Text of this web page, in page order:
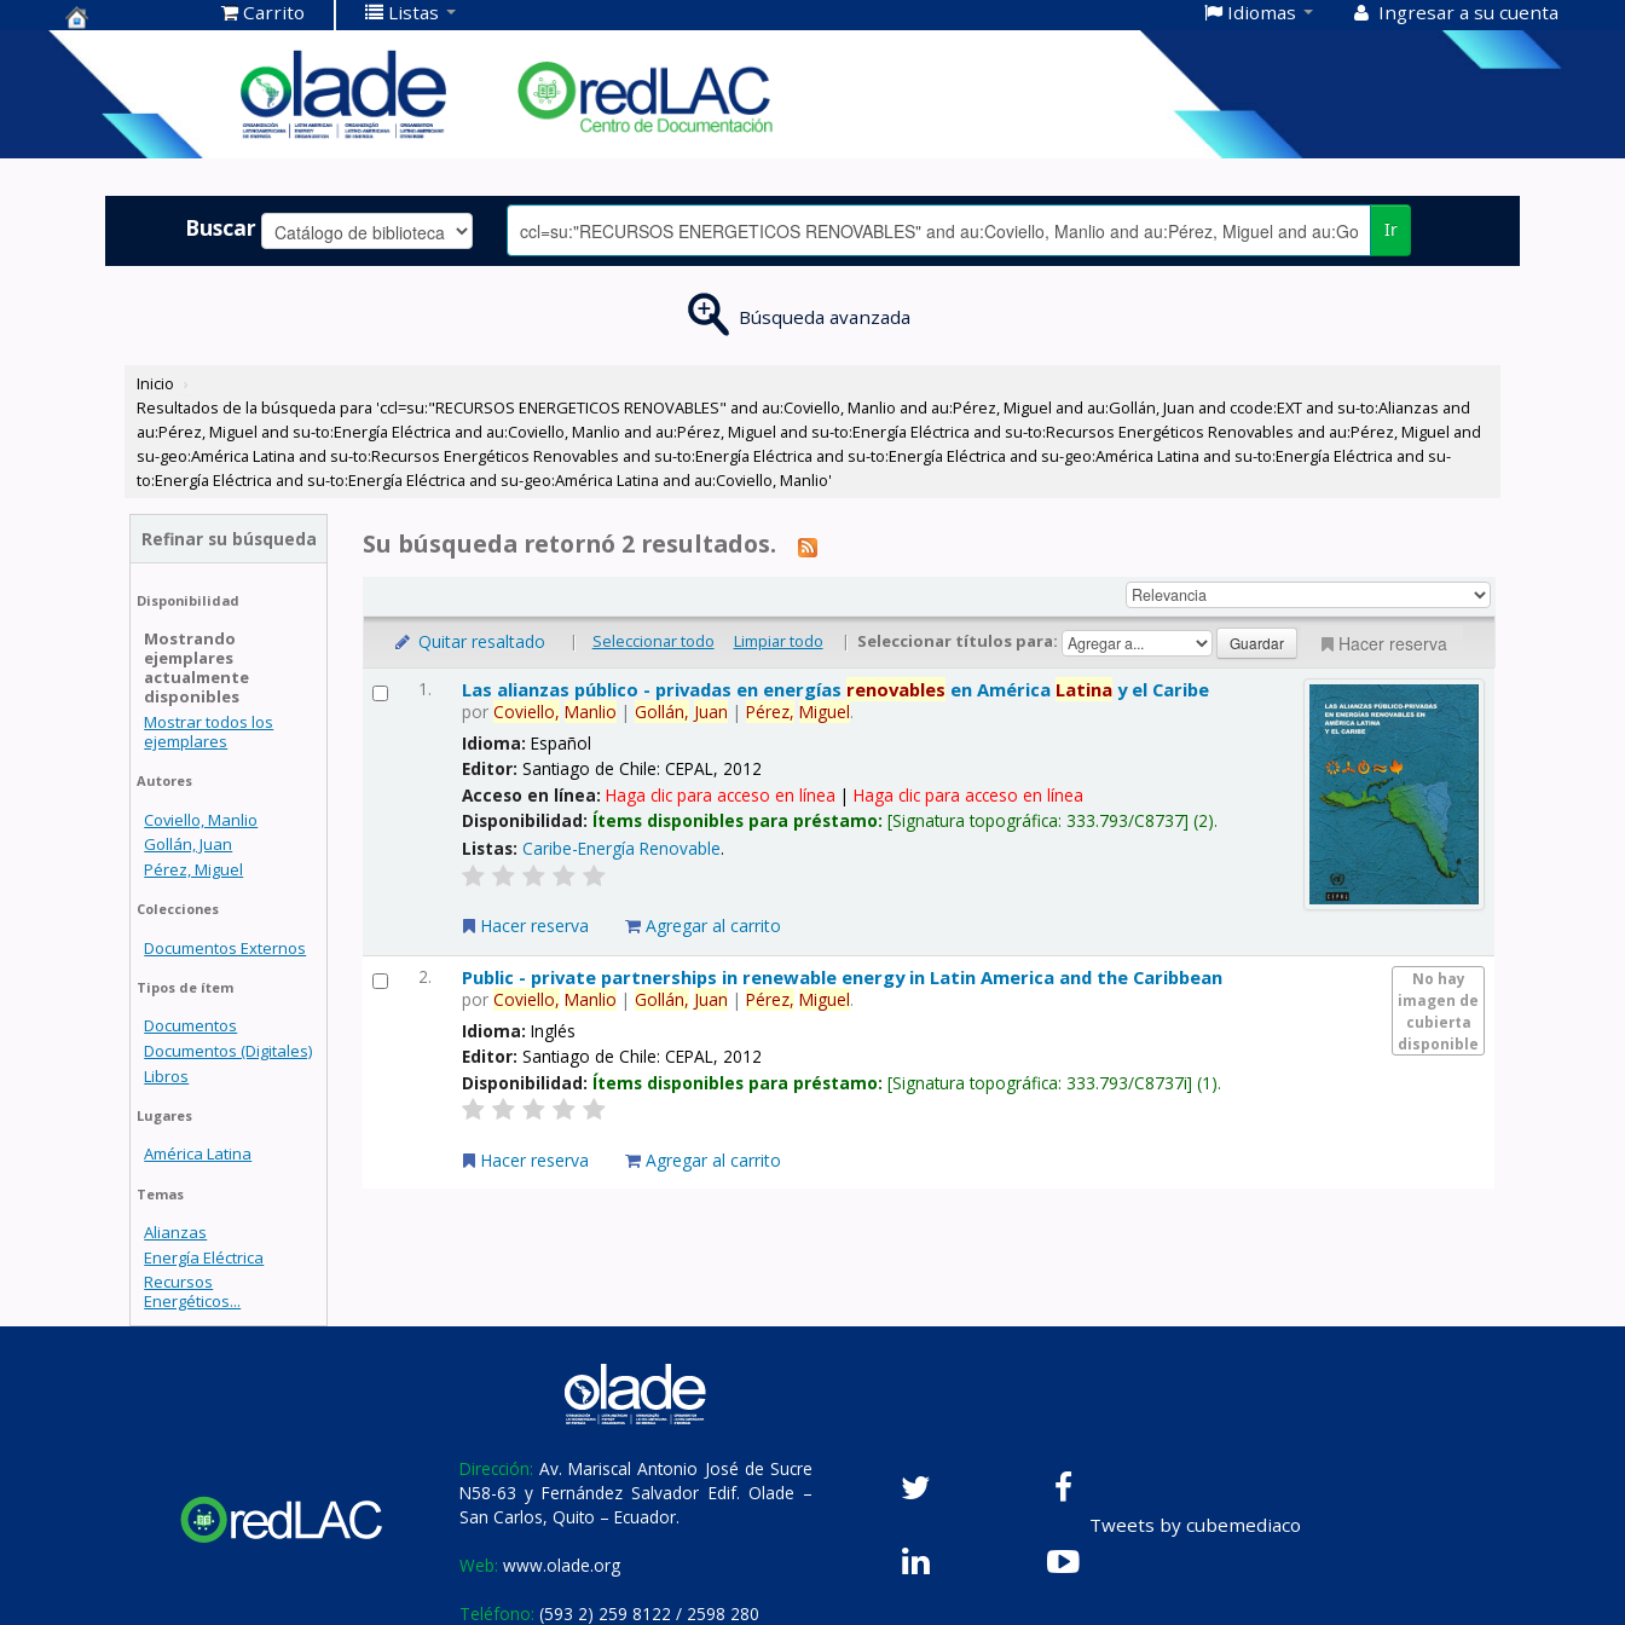
Centro de
Documentación
OLADE -
Carrito Listas Idiomas Ingresar a su cuenta
Buscar Ir
Búsqueda avanzada
Inicio ›
Resultados de la búsqueda para 'ccl=su:"RECURSOS ENERGETICOS RENOVABLES" and au:Coviello, Manlio and au:Pérez, Miguel and au:Gollán, Juan and ccode:EXT and su-to:Alianzas and
au:Pérez, Miguel and su-to:Energía Eléctrica and au:Coviello, Manlio and au:Pérez, Miguel and su-to:Energía Eléctrica and su-to:Recursos Energéticos Renovables and au:Pérez, Miguel and
su-geo:América Latina and su-to:Recursos Energéticos Renovables and su-to:Energía Eléctrica and su-to:Energía Eléctrica and su-geo:América Latina and su-to:Energía Eléctrica and su-
to:Energía Eléctrica and su-to:Energía Eléctrica and su-geo:América Latina and au:Coviello, Manlio'
Refinar su búsqueda
Disponibilidad
Mostrando
ejemplares
actualmente
disponibles
Mostrar todos los
ejemplares
Autores
Coviello, Manlio
Gollán, Juan
Pérez, Miguel
Colecciones
Documentos Externos
Tipos de ítem
Documentos
Documentos (Digitales)
Libros
Lugares
América Latina
Temas
Alianzas
Energía Eléctrica
Recursos
Energéticos...
Su búsqueda retornó 2 resultados.
Quitar resaltado | Seleccionar todo Limpiar todo | Seleccionar títulos para: Hacer reserva
1. Las alianzas público - privadas en energías renovables en América Latina y el Caribe
porCoviello, Manlio |Gollán, Juan |Pérez, Miguel.
Idioma:Español
Editor:Santiago de Chile: CEPAL, 2012
Acceso en línea:Haga clic para acceso en línea |Haga clic para acceso en línea
Disponibilidad: Ítems disponibles para préstamo: Signatura topográfica:333.793/C8737 (2).
Listas: Caribe-Energía Renovable.
Hacer reserva Agregar al carrito
2.
No hay
imagen de
cubierta
disponible
Public - private partnerships in renewable energy in Latin America and the Caribbean
porCoviello, Manlio |Gollán, Juan |Pérez, Miguel.
Idioma:Inglés
Editor:Santiago de Chile: CEPAL, 2012
Disponibilidad: Ítems disponibles para préstamo: Signatura topográfica:333.793/C8737i (1).
Hacer reserva Agregar al carrito
Dirección: Av. Mariscal Antonio José de Sucre
N58-63 y Fernández Salvador Edif. Olade –
San Carlos, Quito – Ecuador.
Web: www.olade.org
Teléfono: (593 2) 259 8122 / 2598 280
Tweets by cubemediaco